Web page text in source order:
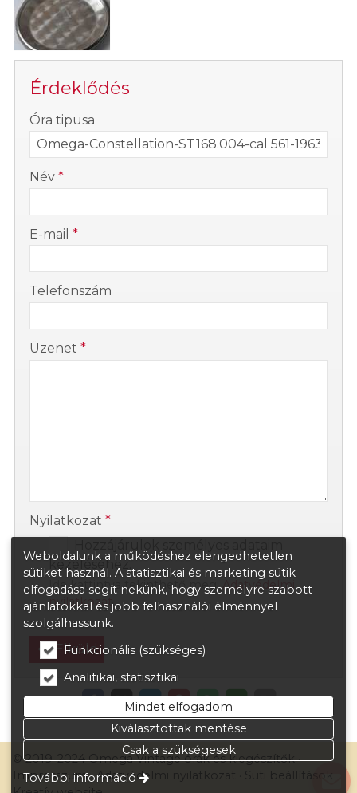
Érdeklődés
-
Óra tipusa
Név *
E-mail *
Telefonszám
Üzenet *
Nyilatkozat *
kezeléséhez.
Ide kattintva tekinthető meg:Adatvédelmi
nyilatkozat .
Elküld
© 2019-2024 Omega Vintage órák és kiegészítők
Impresszum
Adatvédelmi nyilatkozat
Weboldalunk a működéshez elengedhetetlen
sütiket használ. A statisztikai és marketing sütik
elfogadása segít nekünk, hogy személyre szabott
ajánlatokkal és jobb felhasználói élménnyel
szolgálhassunk.
Funkcionális (szükséges)
Analitikai, statisztikai
Mindet elfogadom
Kiválasztottak mentése
Csak a szükségesek
További információ